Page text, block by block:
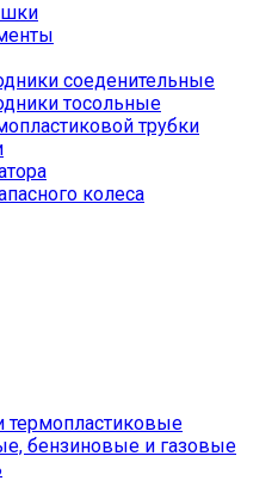
соеденительные
тосольные
трубки
колеса
бензиновые и газовые